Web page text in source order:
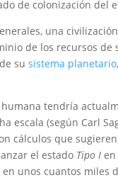
de colonización del
una
de los recursos de
su sistema planetario
humana tendría
escala (según Carl
cálculos que
el estado Tipo Ien
en unos cuantos miles